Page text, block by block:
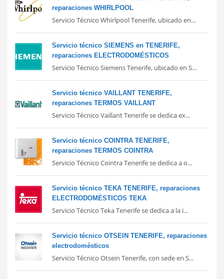
reparaciones WHIRLPOOL
Servicio Técnico Whirlpool Tenerife, ubicado en...
Servicio técnico SIEMENS en TENERIFE,
reparaciones ELECTRODOMÉSTICOS
Servicio Técnico Siemens Tenerife, ubicado en S...
Servicio técnico VAILLANT TENERIFE,
reparaciones TERMOS VAILLANT
Servicio Técnico Vaillant Tenerife se dedica ex...
Servicio técnico COINTRA TENERIFE,
reparaciones TERMOS COINTRA
Servicio Técnico Cointra Tenerife se dedica a o...
Servicio técnico TEKA TENERIFE, reparaciones
ELECTRODOMÉSTICOS TEKA
Servicio Técnico Teka Tenerife se dedica a la i...
Servicio técnico OTSEIN TENERIFE, reparaciones
electrodomésticos
Servicio Técnico Otsein Tenerife, con sede en S...